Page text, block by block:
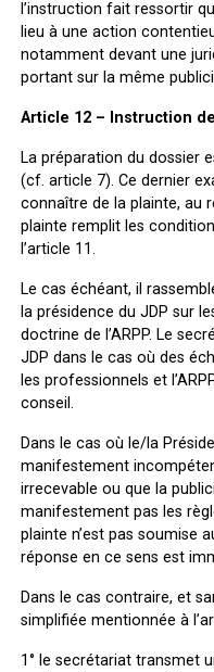
l’instruction fait ressortir
lieu à une action
notamment devant une
portant sur la même
Article 12 – Instruction
La préparation du dossier
(cf. article 7). Ce dernier
connaître de la plainte, au
plainte remplit les
l’article 11.
Le cas échéant, il
la présidence du JDP sur
doctrine de l’ARPP. Le
JDP dans le cas où des
les professionnels et
conseil.
Dans le cas où le/la
manifestement
irrecevable ou que la
manifestement pas les
plainte n’est pas soumise
réponse en ce sens est
Dans le cas contraire, et
simplifiée mentionnée à
1° le secrétariat transmet